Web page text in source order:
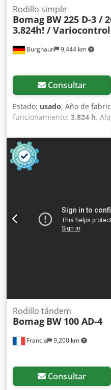
Burghaun 9,444 km
Rodillo simple
Bomag BW 225 D-3 /
3.824h! / Variocontrol
Consultar
Estado: usado, Año de
funcionamiento: 3,824 h,
Aezpdhzjgmjrf = Más
con Tobias Ebert para
Francia 9,200 km
Rodillo tándem
Bomag BW 100 AD-4
Consultar